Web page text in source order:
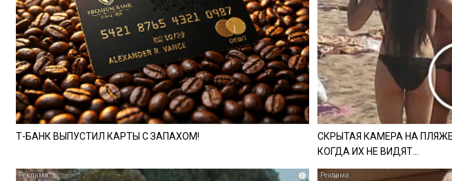
Т-БАНК ВЫПУСТИЛ КАРТЫ С ЗАПАХОМ!
СКРЫТАЯ КАМЕРА НА
КОГДА ИХ НЕ ВИДЯТ...
i